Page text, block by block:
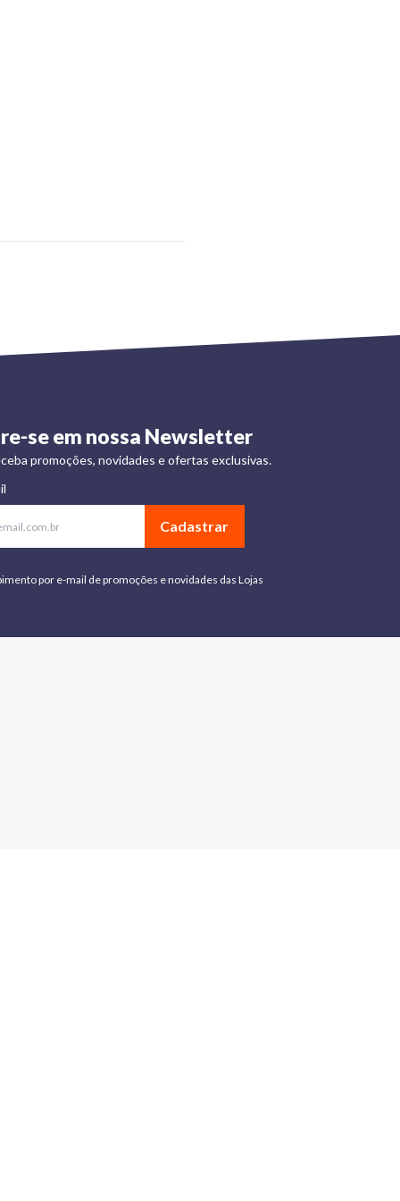
se em nossa Newsletter
promoções, novidades e ofertas exclusivas.
Cadastrar
por e-mail de promoções e novidades das Lojas